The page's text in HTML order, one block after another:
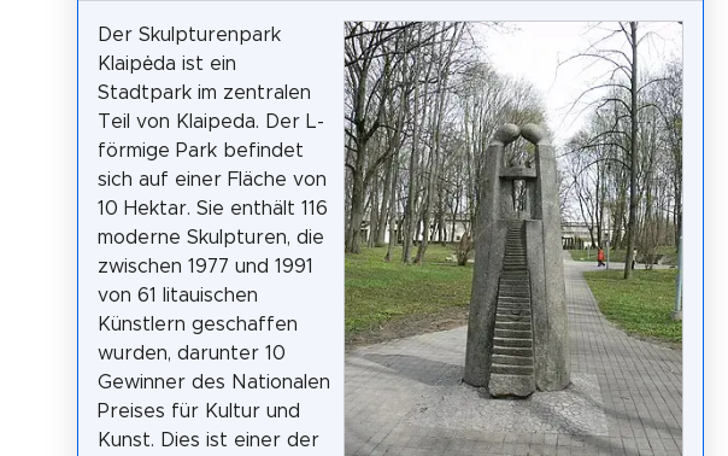
Der Skulpturenpark
Klaipėda ist ein
Stadtpark im zentralen
Teil von Klaipeda. Der L-
förmige Park befindet
sich auf einer Fläche von
10 Hektar. Sie enthält 116
moderne Skulpturen, die
zwischen 1977 und 1991
von 61 litauischen
Künstlern geschaffen
wurden, darunter 10
Gewinner des Nationalen
Preises für Kultur und
Kunst. Dies ist einer der